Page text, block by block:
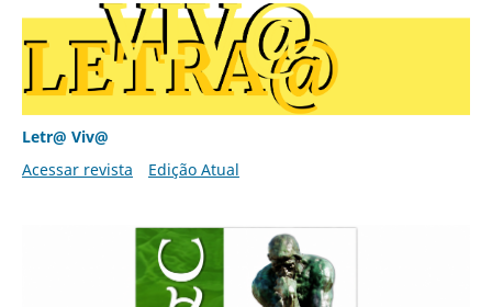
Letr@ Viv@
Acessar revista
Edição Atual